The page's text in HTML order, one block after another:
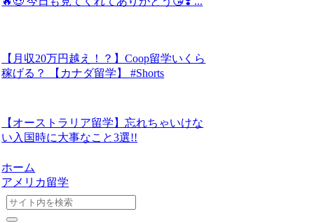
【月収20万円越え！？】Coop留学いくら
稼げる？ 【カナダ留学】 #Shorts
【オーストラリア留学】忘れちゃいけな
い入国時に大事なこと3選!!
ホーム
アメリカ留学